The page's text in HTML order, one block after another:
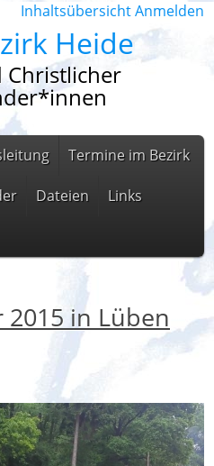
InhaltsübersichtAnmelden
Heide
Christlicher
Termine im Bezirk
Dateien Links
2015 in Lüben